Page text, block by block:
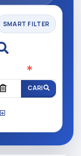
SMART FILTER
CARI